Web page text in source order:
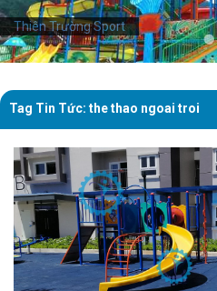
Thiên Trường Sport
Tag Tin Tức: the thao ngoai troi